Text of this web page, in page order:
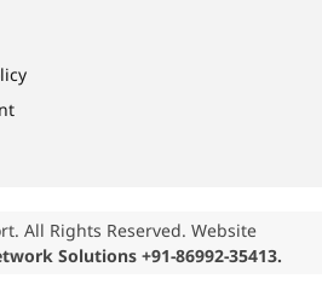
All Rights Reserved. Website
Solutions +91-86992-35413.